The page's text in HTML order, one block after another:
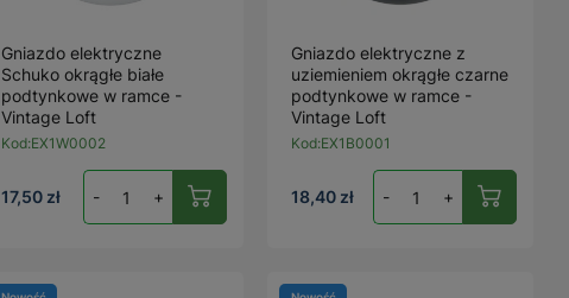
Gniazdo elektryczne
Schuko okrągłe białe
podtynkowe w ramce -
Vintage Loft
Kod:EX1W0002
17,50 zł - +
Gniazdo elektryczne z
uziemieniem okrągłe czarne
podtynkowe w ramce -
Vintage Loft
Kod:EX1B0001
18,40 zł - +